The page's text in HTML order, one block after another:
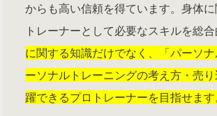
からも高い信頼を得ています。身体
トレーナーとして必要なスキルを総
に関する知識だけでなく、「パーソ
ーソナルトレーニングの考え方・売
躍できるプロトレーナーを目指せます